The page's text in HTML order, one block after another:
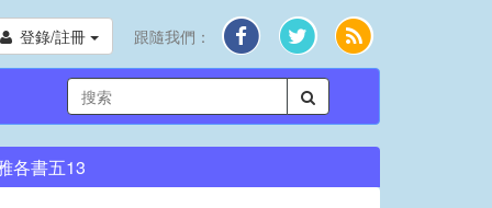
登錄/註冊 跟隨我們：
各書五13